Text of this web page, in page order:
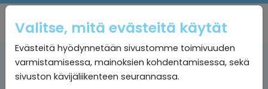
Valitse, mitä evästeitä käytät
Evästeitä hyödynnetään sivustomme toimivuuden
varmistamisessa, mainoksien kohdentamisessa, sekä
sivuston kävijäliikenteen seurannassa.